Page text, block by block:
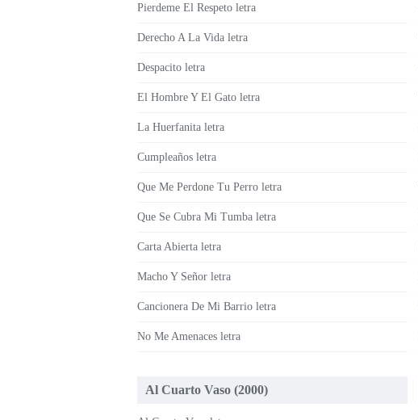
Pierdeme El Respeto letra
Derecho A La Vida letra
Despacito letra
El Hombre Y El Gato letra
La Huerfanita letra
Cumpleaños letra
Que Me Perdone Tu Perro letra
Que Se Cubra Mi Tumba letra
Carta Abierta letra
Macho Y Señor letra
Cancionera De Mi Barrio letra
No Me Amenaces letra
Al Cuarto Vaso (2000)